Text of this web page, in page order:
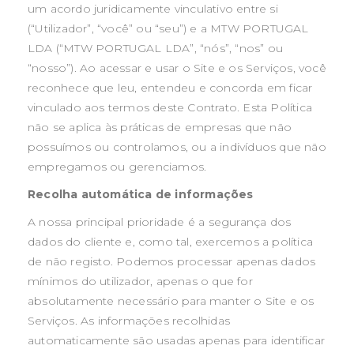
um acordo juridicamente vinculativo entre si
(“Utilizador”, “você” ou “seu”) e a MTW PORTUGAL
LDA (“MTW PORTUGAL LDA”, “nós”, “nos” ou
“nosso”). Ao acessar e usar o Site e os Serviços, você
reconhece que leu, entendeu e concorda em ficar
vinculado aos termos deste Contrato. Esta Política
não se aplica às práticas de empresas que não
possuímos ou controlamos, ou a indivíduos que não
empregamos ou gerenciamos.
Recolha automática de informações
A nossa principal prioridade é a segurança dos
dados do cliente e, como tal, exercemos a política
de não registo. Podemos processar apenas dados
mínimos do utilizador, apenas o que for
absolutamente necessário para manter o Site e os
Serviços. As informações recolhidas
automaticamente são usadas apenas para identificar